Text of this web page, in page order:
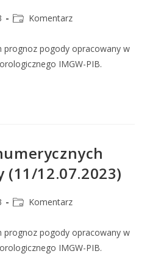
Komentarz
prognoz pogody opracowany w
IMGW-PIB.
(11/12.07.2023)
Komentarz
prognoz pogody opracowany w
IMGW-PIB.